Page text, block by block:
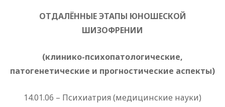
ОТДАЛЁННЫЕ ЭТАПЫ ЮНОШЕСКОЙ
ШИЗОФРЕНИИ
(клинико-психопатологические,
патогенетические и прогностические аспекты)
14.01.06 – Психиатрия (медицинские науки)